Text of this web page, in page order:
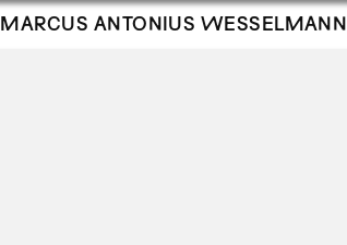
MARCUS ANTONIUS WESSELMANN